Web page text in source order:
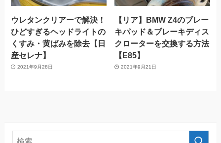
ウレタンクリアーで解決！
ひどすぎるヘッドライトの
くすみ・黄ばみを除去【日
産セレナ】
2021年9月28日
【リア】BMW Z4のブレー
キパッド＆ブレーキディス
クローターを交換する方法
【E85】
2021年9月21日